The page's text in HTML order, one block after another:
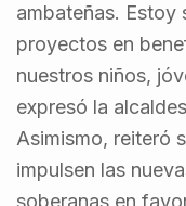
ambateñas. Estoy
proyectos en
nuestros niños,
expresó la
Asimismo, reiteró
impulsen las
soberanas en